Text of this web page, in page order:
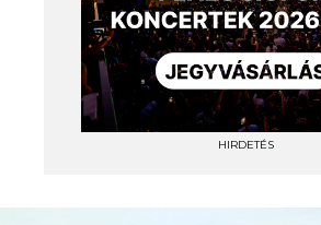
HIRDETÉS